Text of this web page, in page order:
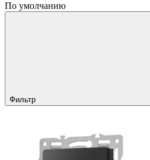
По умолчанию
Фильтр